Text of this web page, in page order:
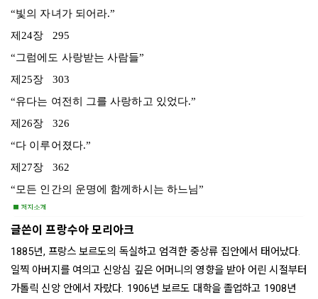
“빛의 자녀가 되어라.”
제24장 295
“그럼에도 사랑받는 사람들”
제25장 303
“유다는 여전히 그를 사랑하고 있었다.”
제26장 326
“다 이루어졌다.”
제27장 362
“모든 인간의 운명에 함께하시는 하느님”
글쓴이프랑수아 모리아크
1885년, 프랑스 보르도의 독실하고 엄격한 중상류 집안에서 태어났다.
일찍 아버지를 여의고 신앙심 깊은 어머니의 영향을 받아 어린 시절부터
가톨릭 신앙 안에서 자랐다. 1906년 보르도 대학을 졸업하고 1908년